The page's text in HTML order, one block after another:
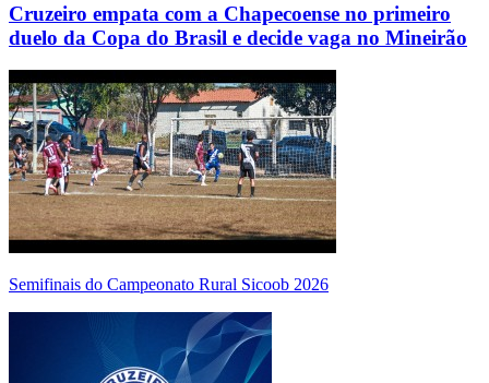
Cruzeiro empata com a Chapecoense no primeiro
duelo da Copa do Brasil e decide vaga no Mineirão
Semifinais do Campeonato Rural Sicoob 2026